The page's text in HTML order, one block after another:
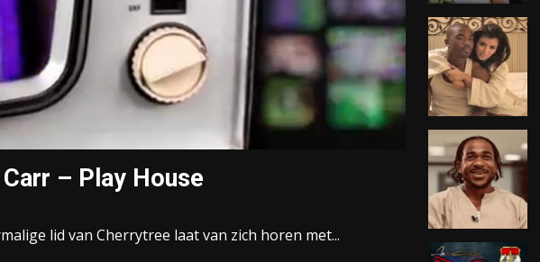
– Play House
lid van Cherrytree laat van zich horen met...